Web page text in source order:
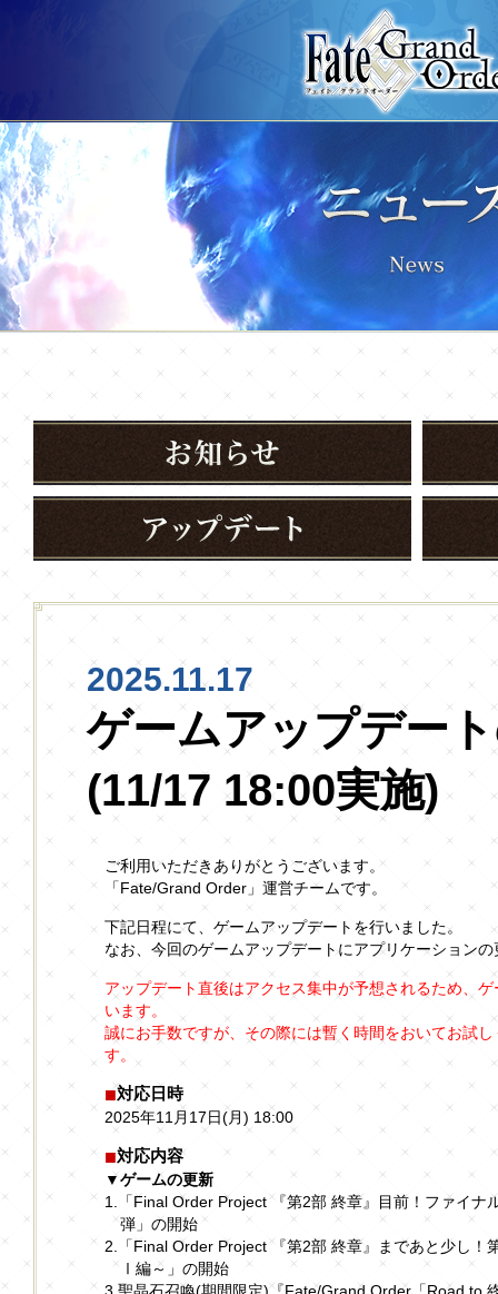
2025.11.17
ゲームアップデー
(11/17 18:00実施)
ご利用いただきありがとうございます。
「Fate/Grand Order」運営チームです。
下記日程にて、ゲームアップデートを行いました。
なお、今回のゲームアップデートにアプリケーション
アップデート直後はアクセス集中が予想されるため、
います。
誠にお手数ですが、その際には暫く時間をおいてお試
す。
対応日時
2025年11月17日(月) 18:00
対応内容
▼ゲームの更新
1.「Final Order Project 『第2部 終章』目前！ファイナ
弾」の開始
2.「Final Order Project 『第2部 終章』まであと少し！
Ⅰ編～」の開始